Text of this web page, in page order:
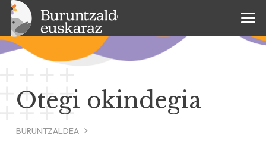
Otegi okindegia
BURUNTZALDEA